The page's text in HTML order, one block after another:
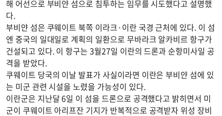
해 어선으로 부비얀 섬으로 침투하는 임무를 시도했다고 설명했
다.
부비얀 섬은 쿠웨이트 북쪽 이라크·이란 국경 근처에 있다. 이 섬
엔 중국의 일대일로 계획의 일환으로 무바라크 알카비르 항구가
건설되고 있다. 이 항구는 3월27일 이란의 드론과 순항미사일 공
격을 받았다.
쿠웨이트 당국의 이날 발표가 사실이라면 이란은 부비얀 섬에 있
는 미군 관련 시설을 노렸을 가능성이 있다.
이란군은 지난달 6일 이 섬을 드론으로 공격했다고 밝히면서 미
군이 쿠웨이트 아리프잔 기지가 반복적으로 공격받자 위성 장비